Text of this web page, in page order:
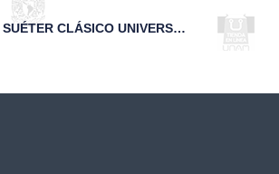
SUÉTER CLÁSICO UNIVERSITARIO ESCUDO UNAM DORADO